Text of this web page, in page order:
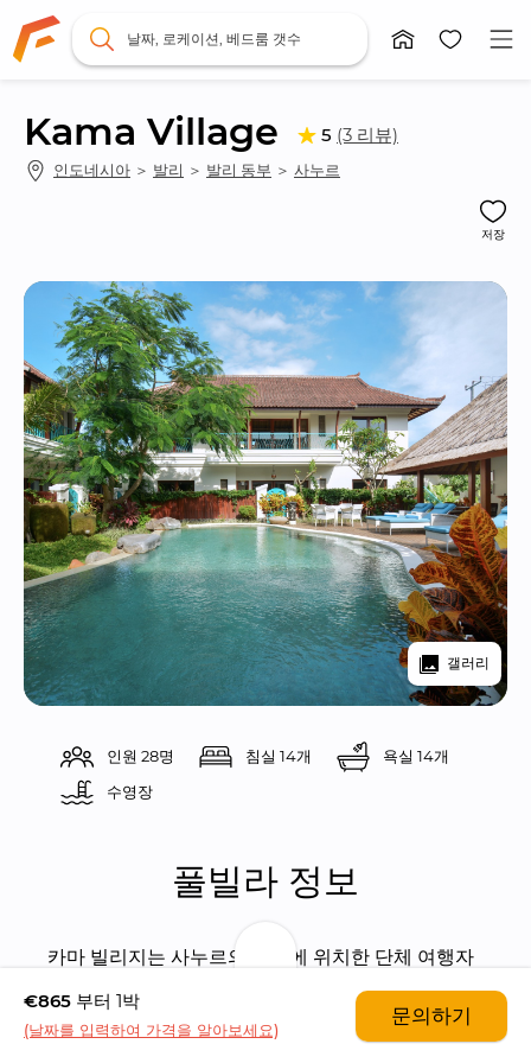
날짜, 로케이션, 베드룸 갯수
Kama Village 5 (3 리뷰)
인도네시아 ＞ 발리 ＞ 발리 동부 ＞ 사누르
저장
갤러리
인원 28명 침실 14개
욕실 14개
수영장
풀빌라 정보
카마 빌리지는 사누르의 북쪽에 위치한 단체 여행자
들을 위한 리조트 스타일의 아름다운 풀빌라입니다.
14개의 객실들이 있으며, 총 28명의 인원을 수용할
€865 부터 1박
(날짜를 입력하여 가격을 알아보세요)
문의하기